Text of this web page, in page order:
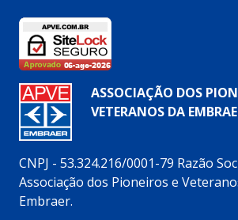
ASSOCIAÇÃO DOS
VETERANOS DA
CNPJ - 53.324.216/0001-79 Razão
Associação dos Pioneiros e
Embraer.